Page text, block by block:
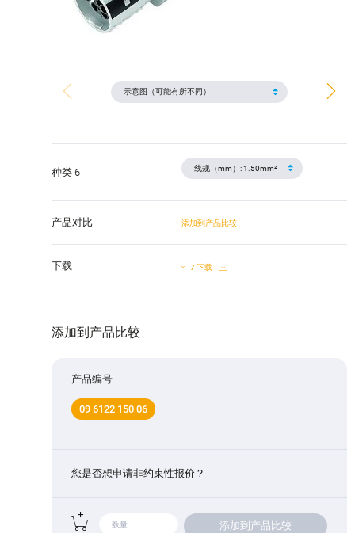
种类 6
产品对比 添加到产品比较
下载 7 下载
添加到产品比较
产品编号
09 6122 150 06
您是否想申请非约束性报价？
添加到产品比较